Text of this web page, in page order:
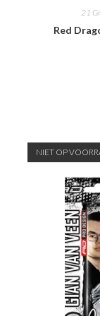
21
Red
NIET OP